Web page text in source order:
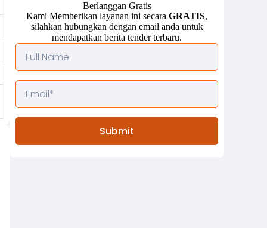
Berlanggan Gratis
Kami Memberikan layanan ini secara GRATIS,
silahkan hubungkan dengan email anda untuk
mendapatkan berita tender terbaru.
Submit